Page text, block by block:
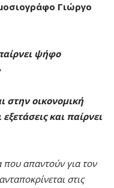
Γιώργο
ψήφο
στην οικονομική
και παίρνει
που απαντούν για τον
στις